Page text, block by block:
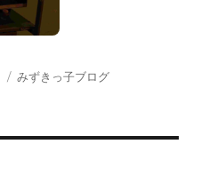
カ
みずきっ子ブログ